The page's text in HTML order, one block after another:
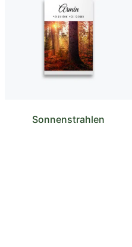
Sonnenstrahlen